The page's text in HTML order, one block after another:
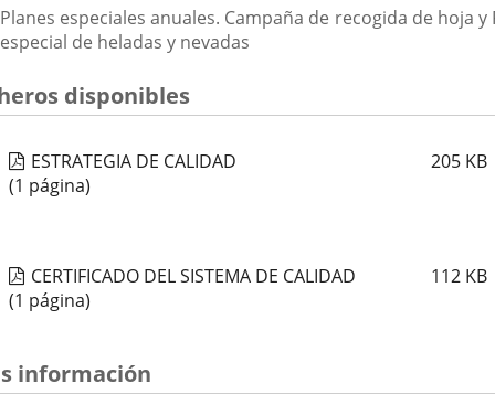
Planes especiales anuales. Campaña de recogida de hoja y
especial de heladas y nevadas
disponibles
ESTRATEGIA DE CALIDAD 205 KB
(1 página)
CERTIFICADO DEL SISTEMA DE CALIDAD 112 KB
(1 página)
información